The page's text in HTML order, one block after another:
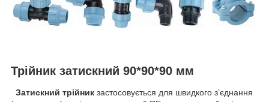
Трійник затискний 90*90*90 мм
Затискний трійник застосовується для швидкого зʼєднання